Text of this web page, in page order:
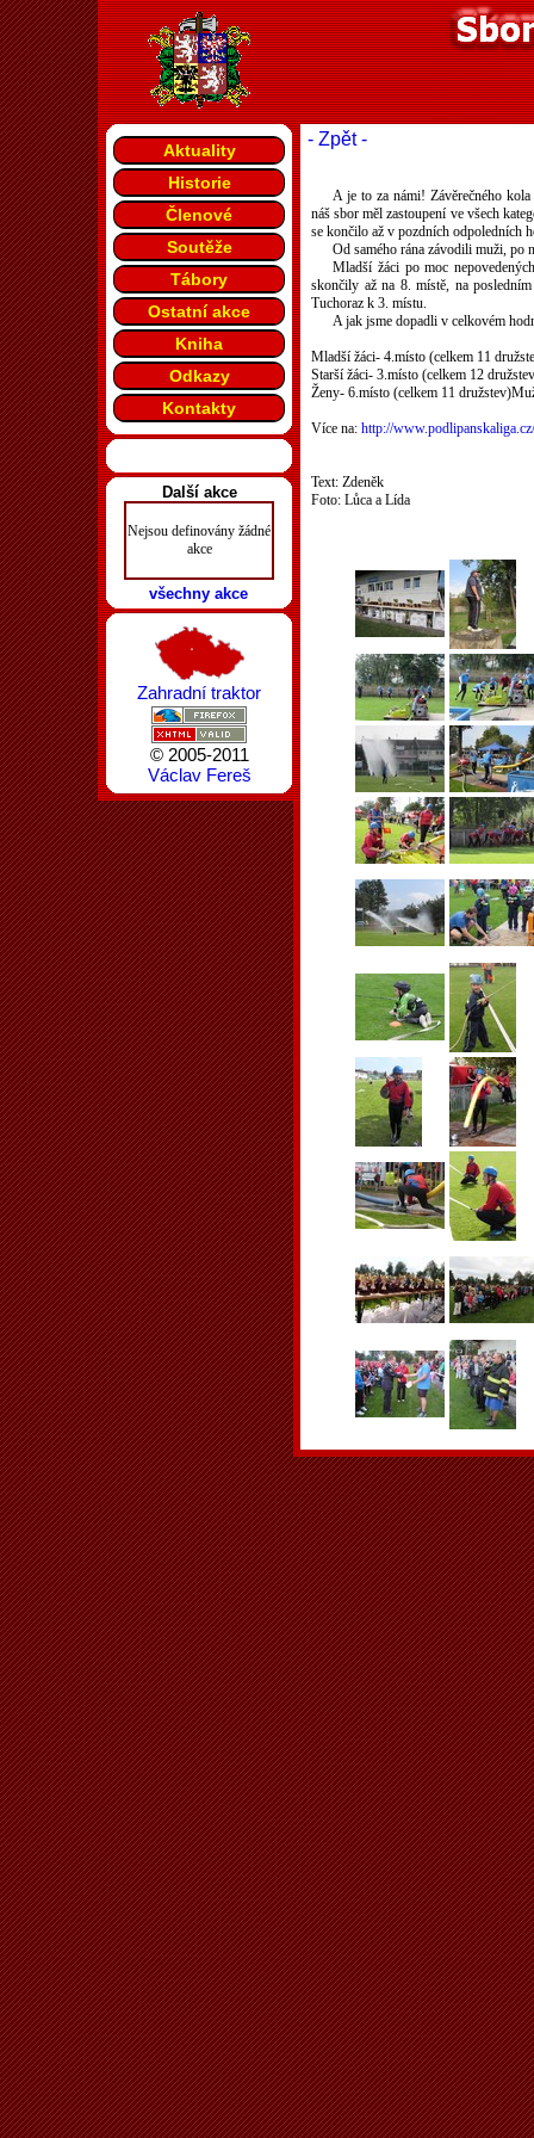
- Zpět -
A je to za námi! Závěrečného
náš sbor měl zastoupení ve všech
se končilo až v pozdních odpoledních
Od samého rána závodili muži, po
Mladší žáci po moc
skončily až na 8. místě, na
Tuchoraz k 3. místu.
A jak jsme dopadli v celkovém
Mladší žáci- 4.místo (celkem 11
Starší žáci- 3.místo (celkem 12
Ženy- 6.místo (celkem 11
Více na: http://www.podlipanskaliga.cz/
Text: Zdeněk
Foto: Lůca a Lída
Aktuality
Historie
Členové
Soutěže
Tábory
Ostatní akce
Kniha
Odkazy
Kontakty
Další akce
Nejsou definovány žádné
akce
všechny akce
Zahradní traktor
© 2005-2011
Václav Fereš